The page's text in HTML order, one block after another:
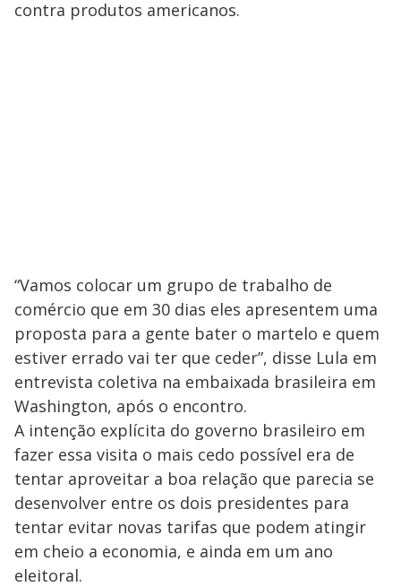
contra produtos americanos.
“Vamos colocar um grupo de trabalho de
comércio que em 30 dias eles apresentem uma
proposta para a gente bater o martelo e quem
estiver errado vai ter que ceder”, disse Lula em
entrevista coletiva na embaixada brasileira em
Washington, após o encontro.
A intenção explícita do governo brasileiro em
fazer essa visita o mais cedo possível era de
tentar aproveitar a boa relação que parecia se
desenvolver entre os dois presidentes para
tentar evitar novas tarifas que podem atingir
em cheio a economia, e ainda em um ano
eleitoral.